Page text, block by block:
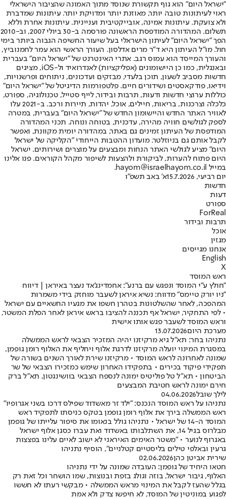
"ישראל היום" הוא גוף תקשורת שנוסד מתוך האמונה שהציבור הישראלי
ראוי לעיתונות טובה יותר, מאוזנת יותר ומדויקת יותר. עיתונות שמדברת
ולא צועקת. עיתונות אמינה, אובייקטיבית ועניינית. עיתונות אחרת וללא
תשלום. המהדורה המודפסת הראשונה פורסמה ב-30 ביולי 2007, וב-2010
הפך "ישראל היום" לעיתון הישראלי בעל שיעור החשיפה הגבוה ביותר בימי
חול. מו"ל העיתון היא ד"ר מרים אדלסון. העורך הראשי הוא עמר לחמנוביץ,
והעורך המייסד הוא עמוס רגב. אתרי האינטרנט של "ישראל היום" בעברית
ובאנגלית, כמו כן היישומונים (אפליקציות) לאנדרואיד ול-iOS, מציגים
חדשות מסביב לשעון, תוכן בלעדי, מבזקים ועדכונים, ניתוחים ופרשנויות,
וידיאו, פודקאסטים ושידורים חיים. פלטפורמות הדיגיטל של "ישראל היום"
כוללות ערוצי חדשות ודעות, תרבות ובידור, לייף סטייל, טכנולוגיה, ספורט,
כלכלה וצרכנות, בריאות, חיילים, אוכל, יהדות, תיירות ורכב. ב-2021 עלו
לאוויר האתר החדש והיישומון החדש של "ישראל היום" בעברית, במטרה
לספק לגולשים חוויה מהירה, עדכנית, בטוחה ונוחה. תכני המהדורה
המודפסת של העיתון זמינים גם באתר, במהדורה יומית מקוונת, ואפשר
לקבל אותם גם בניוזלטר. מועדון ההטבות הייחודי "הקליקה של ישראל
היום" מציע לגולשי האתר הנחות ומבצעים על מוצרים ושירותים. ישראל
היום פתוח להערות, לביקורת ולהצעות לשיפור מקהל הקוראים. פנו אלינו
במייל hayom@israelhayom.co.il.
יום רביעי, 15.7.2026
א' באב תשפ"ו
חדשות
דעות
ספורט
ForReal
תרבות ובידור
אוכל
מגזין
אנחנו מגייסים
English
X
ראש המוסד
"חולץ ע"י המוסד ונפגש עם ברנע": אחמדינג'אד נעצר באיראן | דיווח
"ניו יורק טיימס" מדווח: נשיא איראן לשעבר מוחזק בידי משמרות
המהפכה, לאחר שהשלטונות בטהרן חשפו את מגעיו החשאיים עם ישראל
• לפי התחקיר, ישראל אף תכננה להציבו בראש איראן לאחר הפלת המשטר,
וראש המוסד לשעבר פגש אותו אישית
מערכת היום13.07.2026
נתניהו בחר: תא"ל גיא מרקיזנו יהיה המזכיר הצבאי לראש הממשלה
במסגרת המינוי יועלה מרקיזנו לדרגת אלוף ויחליף את האלוף רומן גופמן,
שמונה לאחרונה לראש המוסד • מרקיזנו שירת לאורך השנים בשורה של
תפקידי פיקוד בכירים • בתפקידו האחרון שימש כמזכירו הצבאי של שר
הביטחון • תא"ל טל פוליטיס ימונה לנספח הצבאי בוושינגטון, תא"ל ברק
חירם ימונה לראש חטיבת המבצעים
לילך שובל04.06.2026
נתניהו על ראש המוסד הנכנס: "ילד זר מאשדוד שפילס דרכו בשני אגרופיו"
ראש הממשלה בירך את אלוף רומן גופמן בטקס כניסתו לתפקיד ראש
המוסד ה-14 של ישראל • נתניהו גולל בנאומו את סיפור עלייתו של גופמן
מבלרוס בגיל 14, את השתלבותו באשדוד ואת עברו כסגן אלוף ישראל
באגרוף לנוער • "משטר האימים האיראני לא ישוב לאיים עלינו בפצצות
גרעין ובאלפי טילים בליסטיים קטלניים", הוסיף נתניהו
שירית אביטן כהן02.06.2026
חטאו היחיד של גופמן: העובדה שמונה על ידי נתניהו
האלוף, גיבור ישראל, בוזה וגולג בזפת ובנוצות, שמו הושחר וכל זאת רק
בגלל שהעז לקבל את המינוי מראש הממשלה • מבקשי רעתו לא חששו
לפגוע במוניטין של המוסד, לא חיפשו צדק ולא אמת